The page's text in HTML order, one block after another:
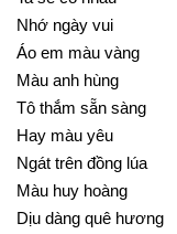
Nhớ ngày vui
Áo em màu vàng
Màu anh hùng
Tô thắm sẵn sàng
Hay màu yêu
Ngát trên đồng lúa
Màu huy hoàng
Dịu dàng quê hương